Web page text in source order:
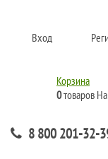
Вход
Корзина
0товаров
8 800 201-32-